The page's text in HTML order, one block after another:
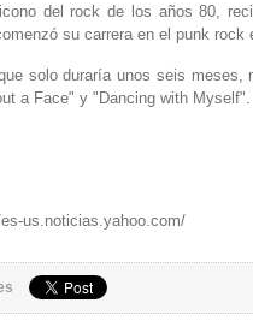
del rock de los años 80,
su carrera en el punk rock
solo duraría unos seis meses,
a Face" y "Dancing with Myself".
us.noticias.yahoo.com/